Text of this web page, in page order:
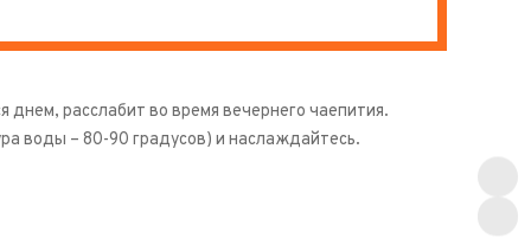
расслабит во время вечернего чаепития.
воды – 80-90 градусов) и наслаждайтесь.